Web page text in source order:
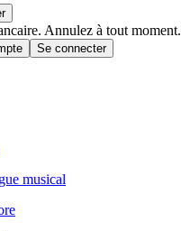
Annulez à tout moment.
Se connecter
musical